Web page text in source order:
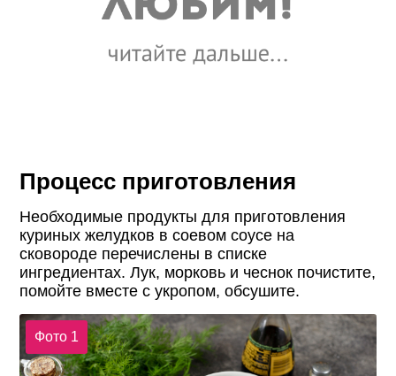
Процесс приготовления
Необходимые продукты для приготовления
куриных желудков в соевом соусе на
сковороде перечислены в списке
ингредиентах. Лук, морковь и чеснок почистите,
помойте вместе с укропом, обсушите.
Фото 1